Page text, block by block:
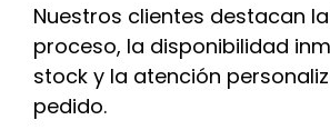
Nuestros clientes destacan
proceso, la disponibilidad
stock y la atención
pedido.